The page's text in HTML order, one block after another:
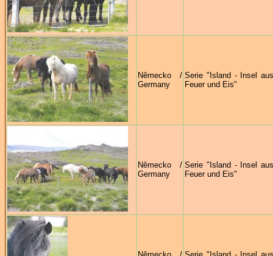
Německo /
Germany
Serie "Island - Insel aus
Feuer und Eis"
Německo /
Germany
Serie "Island - Insel aus
Feuer und Eis"